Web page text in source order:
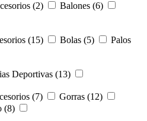
(2)
Balones (6)
(15) Bolas (5)
Palos
Deportivas (13)
(7)
Gorras (12)
(8)